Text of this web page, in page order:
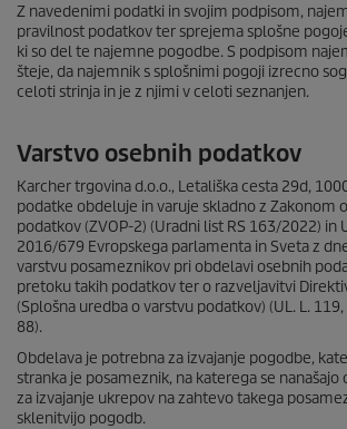
Z navedenimi podatki in svojim podpisom,
pravilnost podatkov ter sprejema splošne
ki so del te najemne pogodbe. S podpisom
šteje, da najemnik s splošnimi pogoji izrecno
celoti strinja in je z njimi v celoti seznanjen.
Varstvo osebnih podatkov
Karcher trgovina d.o.o., Letališka cesta 29d,
podatke obdeluje in varuje skladno z Zakonom
podatkov (ZVOP-2) (Uradni list RS 163/2022) in
2016/679 Evropskega parlamenta in Sveta z
varstvu posameznikov pri obdelavi osebnih
pretoku takih podatkov ter o razveljavitvi
(Splošna uredba o varstvu podatkov) (UL. L. 119,
88).
Obdelava je potrebna za izvajanje pogodbe,
stranka je posameznik, na katerega se nanašajo
za izvajanje ukrepov na zahtevo takega
sklenitvijo pogodb.